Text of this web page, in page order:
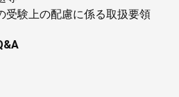
受験上の配慮に係る取扱要領